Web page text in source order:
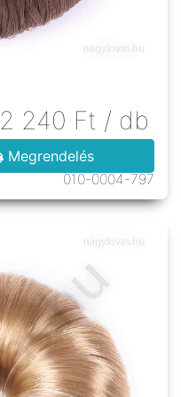
2 240 Ft / db
Megrendelés
010-0004-797